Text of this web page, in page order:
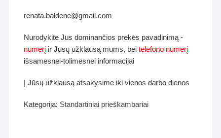
renata.baldene@gmail.com
Nurodykite Jus dominančios prekės pavadinimą -
numerį ir Jūsų užklausą mums, beitelefono numerį
išsamesnei-tolimesnei informacijai
Į Jūsų užklausą atsakysime iki vienos darbo dienos
Kategorija: Standartiniai prieškambariai